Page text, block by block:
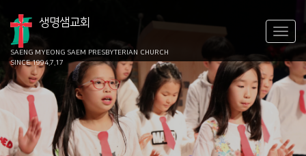
생명샘교회
SAENG MYEONG SAEM PRESBYTERIAN CHURCH
SINCE 1994.7.17